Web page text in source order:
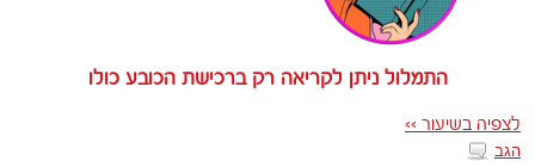
התמלול ניתן לקריאה רק ברכישת הכובע כולו
לצפיה בשיעור >>
הגב